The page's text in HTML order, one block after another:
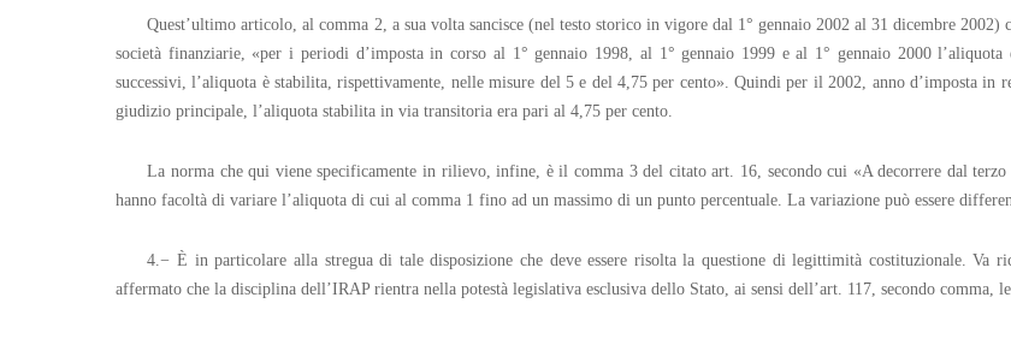
Quest’ultimo articolo, al comma 2, a sua volta sancisce (nel testo storico in vigore dal 1° gennaio 2002 al 31 dicembre
società finanziarie, «per i periodi d’imposta in corso al 1° gennaio 1998, al 1° gennaio 1999 e al 1° gennaio 2000
successivi, l’aliquota è stabilita, rispettivamente, nelle misure del 5 e del 4,75 per cento». Quindi per il 2002, anno d’imposta
giudizio principale, l’aliquota stabilita in via transitoria era pari al 4,75 per cento.
La norma che qui viene specificamente in rilievo, infine, è il comma 3 del citato art. 16, secondo cui «A decorrere dal terzo
hanno facoltà di variare l’aliquota di cui al comma 1 fino ad un massimo di un punto percentuale. La variazione può essere
4.− È in particolare alla stregua di tale disposizione che deve essere risolta la questione di legittimità costituzionale. Va
affermato che la disciplina dell’IRAP rientra nella potestà legislativa esclusiva dello Stato, ai sensi dell’art. 117, secondo comma,